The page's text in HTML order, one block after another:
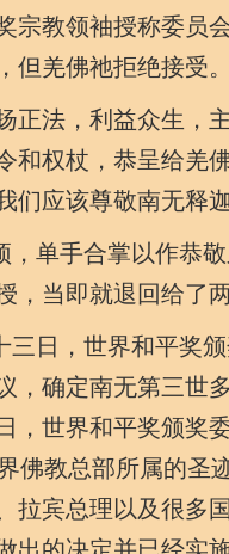
宗教领袖授称委员
但羌佛祂拒绝接受。
正法，利益众生，
和权杖，恭呈给羌
们应该尊敬南无释迦
单手合掌以作恭敬
，当即就退回给了两
日，世界和平奖颁
，确定南无第三世
，世界和平奖颁奖
佛教总部所属的圣
拉宾总理以及很多